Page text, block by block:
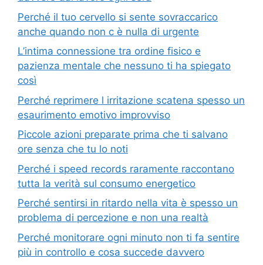
Perché il tuo cervello si sente sovraccarico
anche quando non c è nulla di urgente
L’intima connessione tra ordine fisico e
pazienza mentale che nessuno ti ha spiegato
così
Perché reprimere l irritazione scatena spesso un
esaurimento emotivo improvviso
Piccole azioni preparate prima che ti salvano
ore senza che tu lo noti
Perché i speed records raramente raccontano
tutta la verità sul consumo energetico
Perché sentirsi in ritardo nella vita è spesso un
problema di percezione e non una realtà
Perché monitorare ogni minuto non ti fa sentire
più in controllo e cosa succede davvero